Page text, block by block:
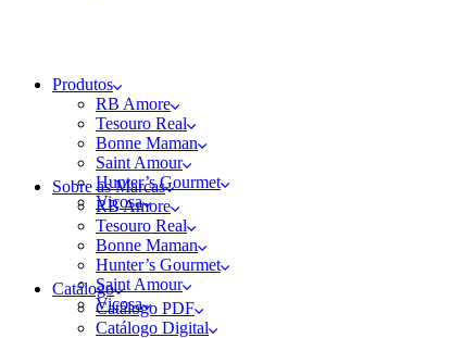
Produtos
RB Amore
Tesouro Real
Bonne Maman
Saint Amour
Hunter’s Gourmet
Viçosa
Sobre as Marcas
RB Amore
Tesouro Real
Bonne Maman
Hunter’s Gourmet
Saint Amour
Viçosa
Catálogo
Catálogo PDF
Catálogo Digital